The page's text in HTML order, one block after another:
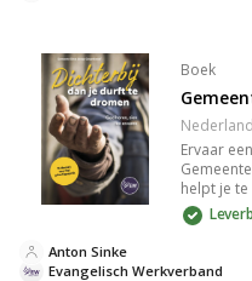
Boek
Ervaar
helpt je
Zijn
voor wie
Evangelisch Werkverband
Anton Sinke